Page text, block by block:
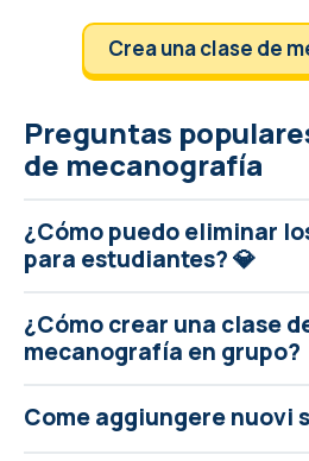
Crea una clase de
Preguntas
de mecanografía
¿Cómo puedo eliminar
para estudiantes? 💎
¿Cómo crear una clase
mecanografía en grupo?
Come aggiungere nuovi